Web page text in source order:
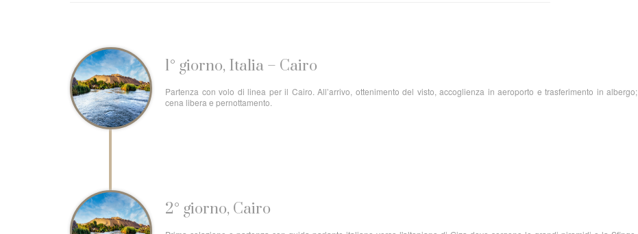
1° giorno, Italia – Cairo
Partenza con volo di linea per il Cairo. All’arrivo, ottenimento del visto, accoglienza in aeroporto e trasferimento in albergo;
cena libera e pernottamento.
2° giorno, Cairo